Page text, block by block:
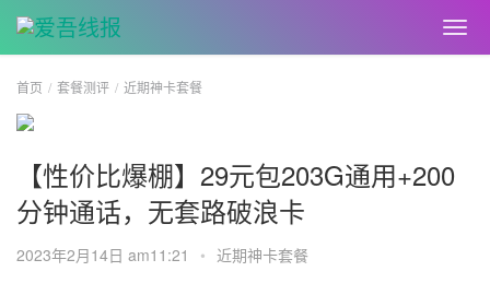
首页 套餐测评 近期神卡套餐
【性价比爆棚】29元包203G通用+200
分钟通话，无套路破浪卡
2023年2月14日 am11:21 • 近期神卡套餐